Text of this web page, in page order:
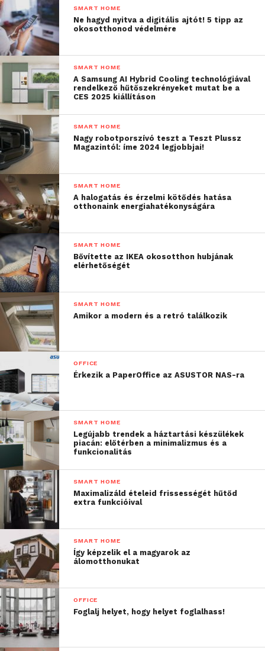
SMART HOME
Ne hagyd nyitva a digitális ajtót! 5 tipp az
okosotthonod védelmére
SMART HOME
A Samsung AI Hybrid Cooling technológiával
rendelkező hűtőszekrényeket mutat be a
CES 2025 kiállításon
SMART HOME
Nagy robotporszívó teszt a Teszt Plussz
Magazintól: íme 2024 legjobbjai!
SMART HOME
A halogatás és érzelmi kötődés hatása
otthonaink energiahatékonyságára
SMART HOME
Bővítette az IKEA okosotthon hubjának
elérhetőségét
SMART HOME
Amikor a modern és a retró találkozik
OFFICE
Érkezik a PaperOffice az ASUSTOR NAS-ra
SMART HOME
Legújabb trendek a háztartási készülékek
piacán: előtérben a minimalizmus és a
funkcionalitás
SMART HOME
Maximalizáld ételeid frissességét hűtőd
extra funkcióival
SMART HOME
Így képzelik el a magyarok az
álomotthonukat
OFFICE
Foglalj helyet, hogy helyet foglalhass!